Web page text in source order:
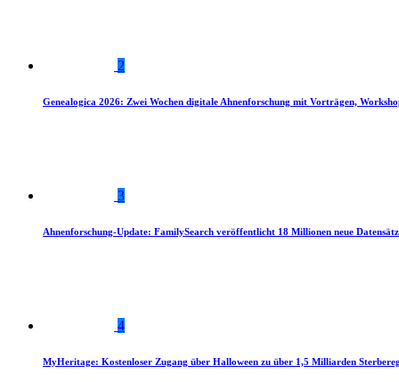
2
Genealogica 2026: Zwei Wochen digitale Ahnenforschung mit Vorträgen,
3
Ahnenforschung-Update: FamilySearch veröffentlicht 18 Millionen neue
4
MyHeritage: Kostenloser Zugang über Halloween zu über 1,5 Milliarden